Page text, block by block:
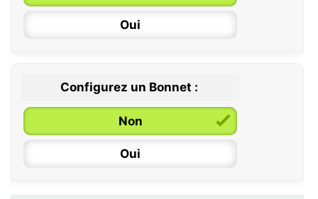
Oui
Configurez un Bonnet :
Non
Oui